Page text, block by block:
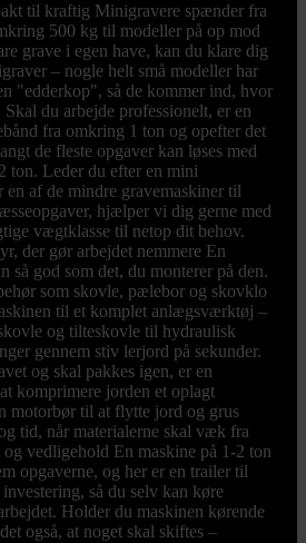
til kraftig Minigravere spænder fra
500 kg til modeller på op mod
grave i egen have, kan du klare dig
– nogle helt små modeller har
"edderkop", så de kommer ind, hvor
Skal du arbejde professionelt, er en
fra omkring 1 ton og opefter det
de fleste opgaver kan løses med
ton. Leder du efter en mini
en af de mindre gravemaskiner til
hjælper vi dig gerne med
vægtklasse til netop dit behov.
der gør arbejdet nemmere En
så god som det, du monterer på den.
som skovle, pælebor og skovklo
til et komplet anlægsværktøj –
og tilteskovle til hydraulisk
gennem stiv lerjord på sekunder.
og skal pakkes igen, er en
komprimere jorden et oplagt
motorbør til at flytte jord og grus
tid, når materialerne skal væk fra
vedligehold En maskine på 1-2 ton
opgaverne, og her er en trailer til
så du selv kan køre
Holder du maskinen kørende
også, at noget skal skiftes –